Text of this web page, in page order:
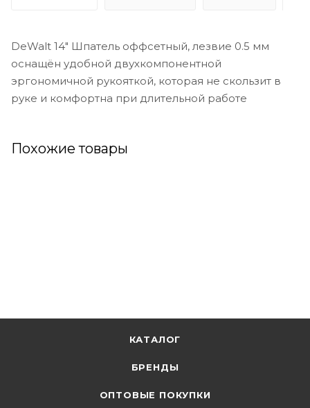
DeWalt 14" Шпатель оффсетный, лезвие 0.5 мм
оснащён удобной двухкомпонентной
эргономичной рукояткой, которая не скользит в
руке и комфортна при длительной работе
Похожие товары
КАТАЛОГ
БРЕНДЫ
ОПТОВЫЕ ПОКУПКИ